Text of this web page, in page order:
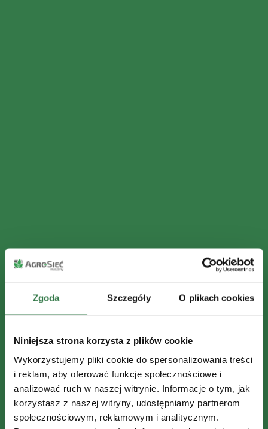
Zgoda Szczegóły O plikach cookies
Niniejsza strona korzysta z plików cookie
Wykorzystujemy pliki cookie do spersonalizowania treści
i reklam, aby oferować funkcje społecznościowe i
analizować ruch w naszej witrynie. Informacje o tym, jak
korzystasz z naszej witryny, udostępniamy partnerom
społecznościowym, reklamowym i analitycznym.